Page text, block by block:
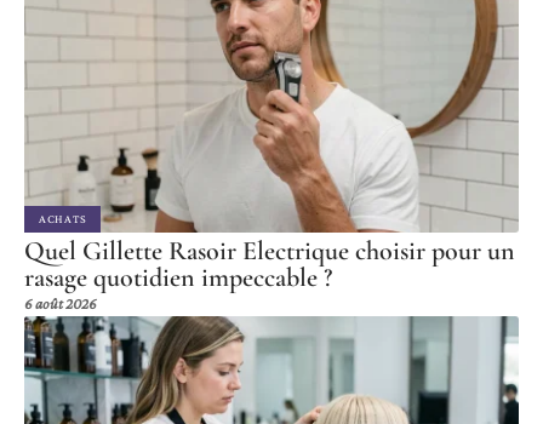
ACHATS
Quel Gillette Rasoir Electrique choisir pour un
rasage quotidien impeccable ?
6 août 2026